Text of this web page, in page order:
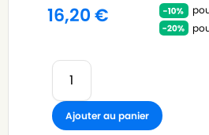
16,20€
Ajouter au panier